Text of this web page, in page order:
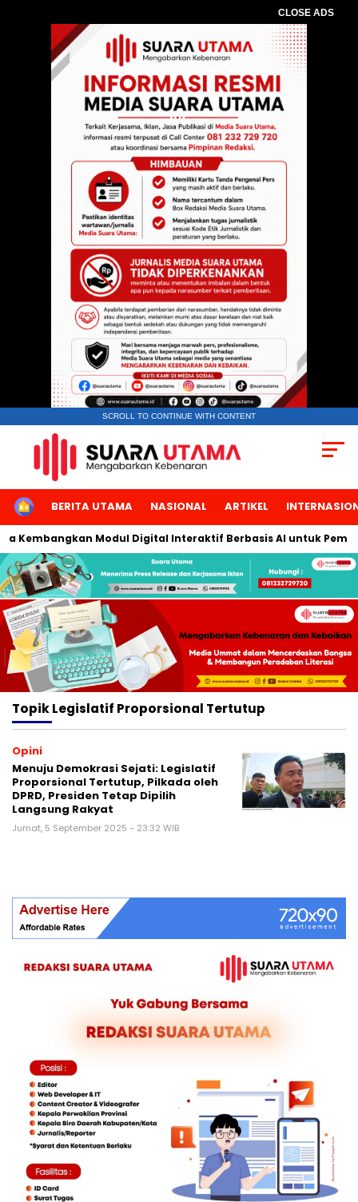
CLOSE ADS
SCROLL TO CONTINUE WITH CONTENT
HOMEBERITA UTAMA NASIONAL ARTIKEL
Kembangkan Modul Digital Interaktif Berbasis AI untuk
TopikLegislatif Proporsional Tertutup
Opini
Menuju Demokrasi Sejati: Legislatif
Proporsional Tertutup, Pilkada oleh
DPRD, Presiden Tetap Dipilih
Langsung Rakyat
Jumat, 5 September 2025 - 23:32 WIB